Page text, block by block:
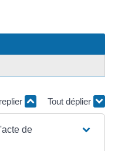
Tout déplier
de